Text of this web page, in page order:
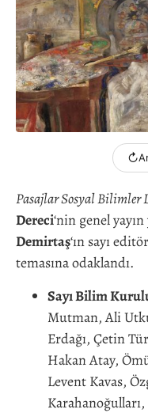
↻
Pasajlar Sosyal Bilimler
Dereci‘nin genel
Demirtaş‘ın sayı
temasına odaklandı.
Sayı Bilim
Mutman, Ali
Erdağı, Çetin
Hakan Atay,
Levent Kavas,